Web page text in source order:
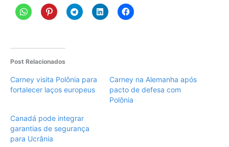
Post Relacionados
Carney visita Polônia para
fortalecer laços europeus
Carney na Alemanha após
pacto de defesa com
Polônia
Canadá pode integrar
garantias de segurança
para Ucrânia